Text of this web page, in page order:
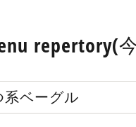
repertory(
系ベーグル